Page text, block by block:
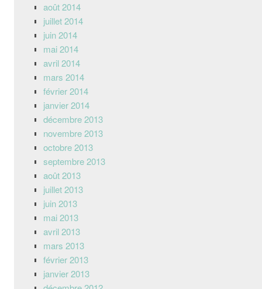
août 2014
juillet 2014
juin 2014
mai 2014
avril 2014
mars 2014
février 2014
janvier 2014
décembre 2013
novembre 2013
octobre 2013
septembre 2013
août 2013
juillet 2013
juin 2013
mai 2013
avril 2013
mars 2013
février 2013
janvier 2013